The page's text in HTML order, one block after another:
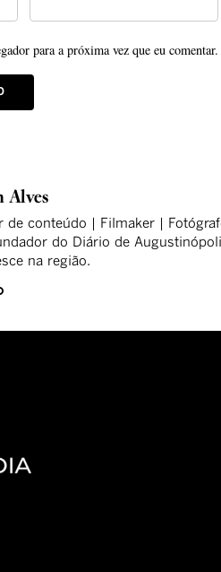
para a próxima vez que eu comentar.
Alves
de conteúdo | Filmaker |
do Diário de
na região.